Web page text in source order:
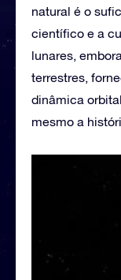
natural é o
científico e a
lunares,
terrestres,
dinâmica
mesmo a